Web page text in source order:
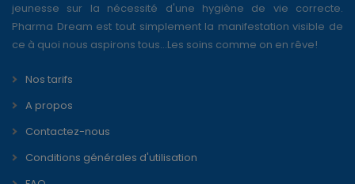
jeunesse sur la nécessité d'une hygiène de vie correcte.
Pharma Dream est tout simplement la manifestation visible de
ce à quoi nous aspirons tous...Les soins comme on en rêve!
Nos tarifs
A propos
Contactez-nous
Conditions générales d'utilisation